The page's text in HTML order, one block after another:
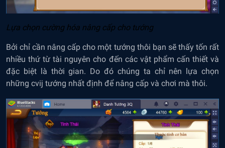
Lựa chọn cường hóa nâng cấp cho tướng
Bởi chỉ cần nâng cấp cho một tướng thôi bạn sẽ thấy tốn rất
nhiều thứ từ tài nguyên cho đến các vật phẩm cấn thiết và
đặc biệt là thời gian. Do đó chúng ta chỉ nên lựa chọn
những cvij tướng nhất định để nâng cấp và chơi mà thôi.